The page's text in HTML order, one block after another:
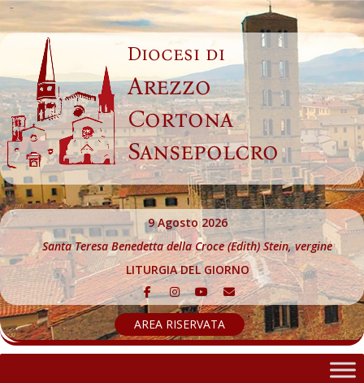
Skip
to
content
Diocesi di
Arezzo
Cortona
Sansepolcro
9 Agosto 2026
Santa Teresa Benedetta della Croce (Edith) Stein, vergine
LITURGIA DEL GIORNO
AREA RISERVATA